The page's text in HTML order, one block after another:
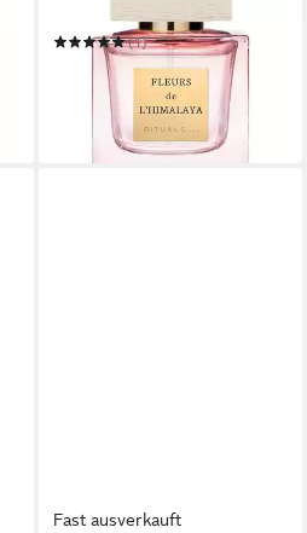
(1)
ab 57,05 € UVP89,90 €
(114,10 €/ 100 ml)
in 6-8 Werktagen bei dir
Fast ausverkauft